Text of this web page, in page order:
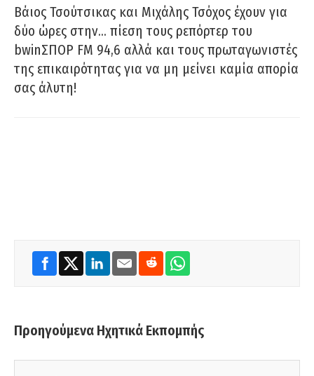
Βάιος Τσούτσικας και Μιχάλης Τσόχος έχουν για
δύο ώρες στην… πίεση τους ρεπόρτερ του
bwinΣΠΟΡ FM 94,6 αλλά και τους πρωταγωνιστές
της επικαιρότητας για να μη μείνει καμία απορία
σας άλυτη!
Προηγούμενα Ηχητικά Εκπομπής